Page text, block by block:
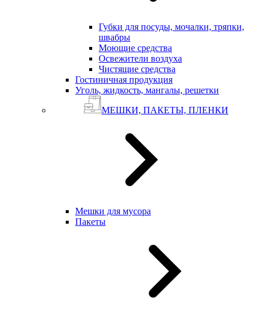
Губки для посуды, мочалки, тряпки,
швабры
Моющие средства
Освежители воздуха
Чистящие средства
Гостиничная продукция
Уголь, жидкость, мангалы, решетки
МЕШКИ, ПАКЕТЫ, ПЛЕНКИ
Мешки для мусора
Пакеты